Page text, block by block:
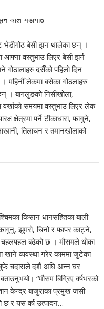
बेसी झन थालेका छन् ।
आफ्ना वस्तुभाउ लिएर बेसी झर्न
दसैँको पहिलो दिन
महिनौँ लेकमा बसेका गोठलाहरु
। बागलुङको निसीखोला,
वर्खाको समयमा वस्तुभाउ लिएर लेक
क्षेत्रमा पर्ने टीकाधारा, फागुने,
तिलाचन र तमानखोलाको
किसान धानसहितका बाली
झुमरो, चिनो र फापर काट्ने,
बढेको छ । मौसमले धोका
खाने व्यवस्था गरेर काममा जुटेका
चदाराले दशैं अघि अन्न घर
“मौसम बिग्रिए वर्षभरको
केन्द्र बाजुराका प्रमुख जसी
छ र यस वर्ष उत्पादन…